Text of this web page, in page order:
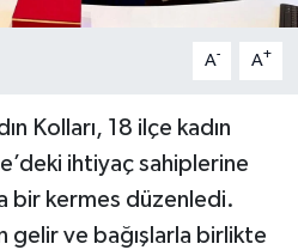
A- A+
Kolları, 18 ilçe kadın
ihtiyaç sahiplerine
bir kermes düzenledi.
gelir ve bağışlarla birlikte